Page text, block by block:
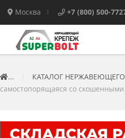
Москва +7 (800) 500-
... КАТАЛОГ
самостопорящаяся со скошенными